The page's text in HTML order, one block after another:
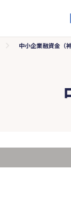
中小企業融資金（